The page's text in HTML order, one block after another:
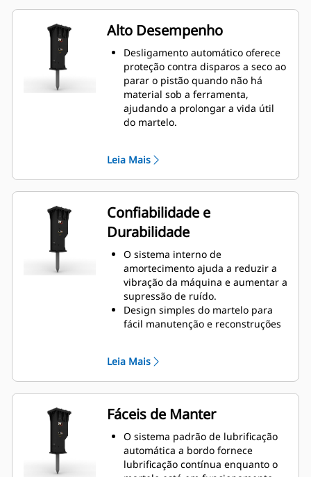
Alto Desempenho
Desligamento automático oferece
proteção contra disparos a seco ao
parar o pistão quando não há
material sob a ferramenta,
ajudando a prolongar a vida útil
do martelo.
velocidade do pistão ou potência
máxima para ajudar a aumentar a
eficiência e a produção no local de
trabalho.
A funcionalidade padrão de
silenciamento permite que você
use um martelo GC S em locais de
trabalho em áreas sensíveis ao
ruído, como bairros ou perto de
hospitais onde o ruído é
regulamentado.
Leia Mais
Confiabilidade e
Durabilidade
O sistema interno de
amortecimento ajuda a reduzir a
vibração da máquina e aumentar a
supressão de ruído.
Design simples do martelo para
fácil manutenção e reconstruções
propriedade.
Os componentes hidráulicos
críticos são protegidos contra
danos no interior da carcaça,
ajudando a diminuir o tempo de
inatividade no local de trabalho.
Leia Mais
Fáceis de Manter
O sistema padrão de lubrificação
automática a bordo fornece
lubrificação contínua enquanto o